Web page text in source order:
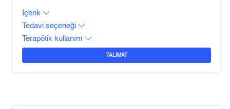
İçerik
Tedavi seçeneği
Terapötik kullanım
TALIMAT